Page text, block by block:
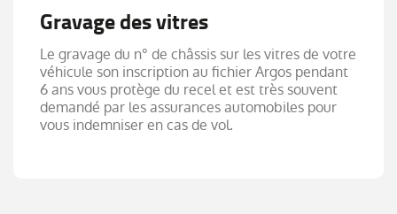
Gravage des vitres
Le gravage du n° de châssis sur les vitres de votre
véhicule son inscription au fichier Argos pendant
6 ans vous protège du recel et est très souvent
demandé par les assurances automobiles pour
vous indemniser en cas de vol.